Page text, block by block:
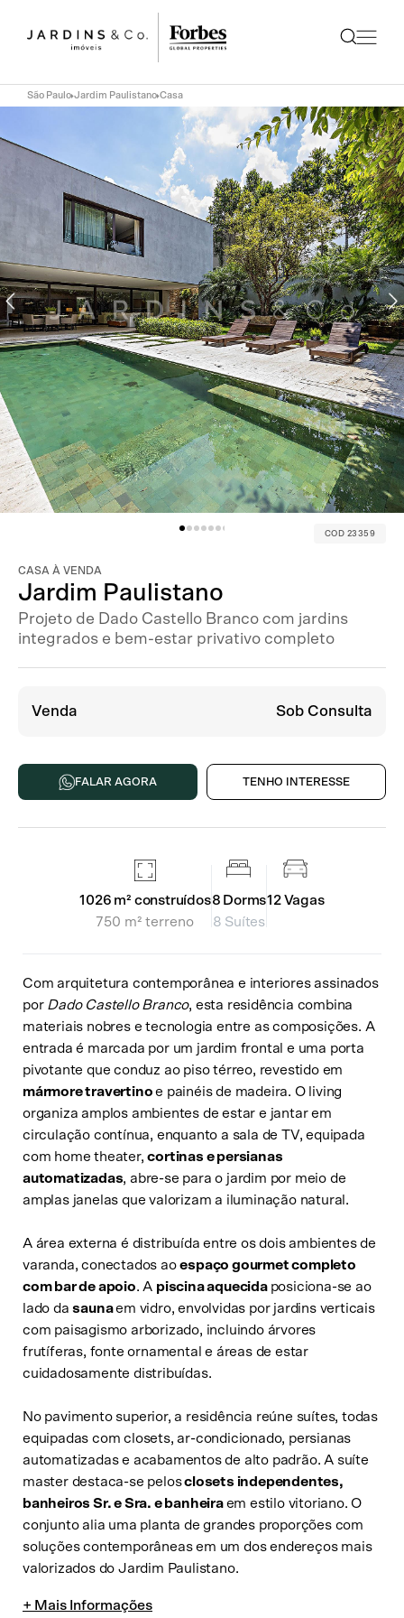
São Paulo Jardim Paulistano Casa
COD 23359
CASA À VENDA
Jardim Paulistano
Projeto de Dado Castello Branco com jardins
integrados e bem-estar privativo completo
Venda Sob Consulta
FALAR AGORA TENHO INTERESSE
1026 m² construídos
750 m² terreno
8 Dorms
8 Suítes
12Vagas
Com arquitetura contemporânea e interiores assinados
por Dado Castello Branco, esta residência combina
materiais nobres e tecnologia entre as composições. A
entrada é marcada por um jardim frontal e uma porta
pivotante que conduz ao piso térreo, revestido em
mármore travertinoe painéis de madeira. O living
organiza amplos ambientes de estar e jantar em
circulação contínua, enquanto a sala de TV, equipada
com home theater,cortinas e persianas
automatizadas, abre-se para o jardim por meio de
amplas janelas que valorizam a iluminação natural.
A área externa é distribuída entre os dois ambientes de
varanda, conectados aoespaço gourmet completo
com bar de apoio. A piscina aquecida posiciona-se ao
lado dasaunaem vidro, envolvidas por jardins verticais
com paisagismo arborizado, incluindo árvores
frutíferas, fonte ornamental e áreas de estar
cuidadosamente distribuídas.
No pavimento superior, a residência reúne suítes, todas
equipadas com closets, ar-condicionado, persianas
automatizadas e acabamentos de alto padrão. A suíte
master destaca-se pelosclosets independentes,
banheiros Sr. e Sra. e banheiraem estilo vitoriano. O
conjunto alia uma planta de grandes proporções com
soluções contemporâneas em um dos endereços mais
valorizados do Jardim Paulistano.